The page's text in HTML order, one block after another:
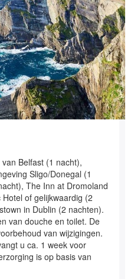
Belfast (1 nacht),
Sligo/Donegal (1
The Inn at Dromoland
of gelijkwaardig (2
in Dublin (2 nachten).
van douche en toilet. De
van wijzigingen.
u ca. 1 week voor
is op basis van